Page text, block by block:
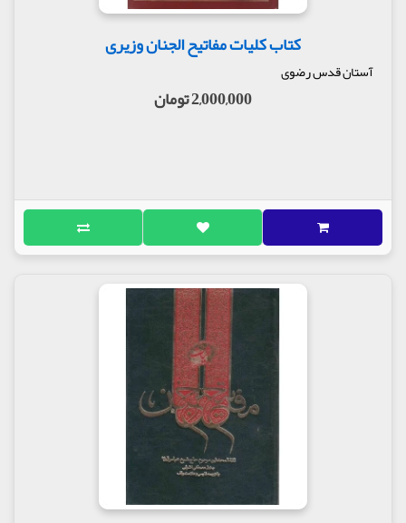
کتاب کلیات مفاتیح الجنان وزیری
آستان قدس رضوی
2,000,000 تومان